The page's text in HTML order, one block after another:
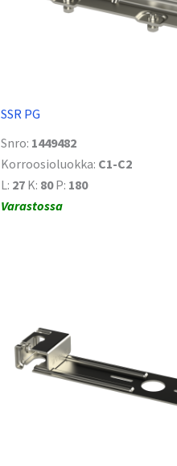
SSR PG
Snro: 1449482
Korroosioluokka: C1-C2
L: 27 K: 80P: 180
Varastossa